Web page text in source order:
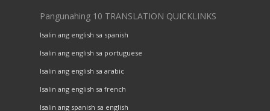
Pangunahing 10 TRANSLATION QUICKLINKS
Isalin ang english sa spanish
Isalin ang english sa portuguese
Isalin ang english sa arabic
Isalin ang english sa french
Isalin ang spanish sa english